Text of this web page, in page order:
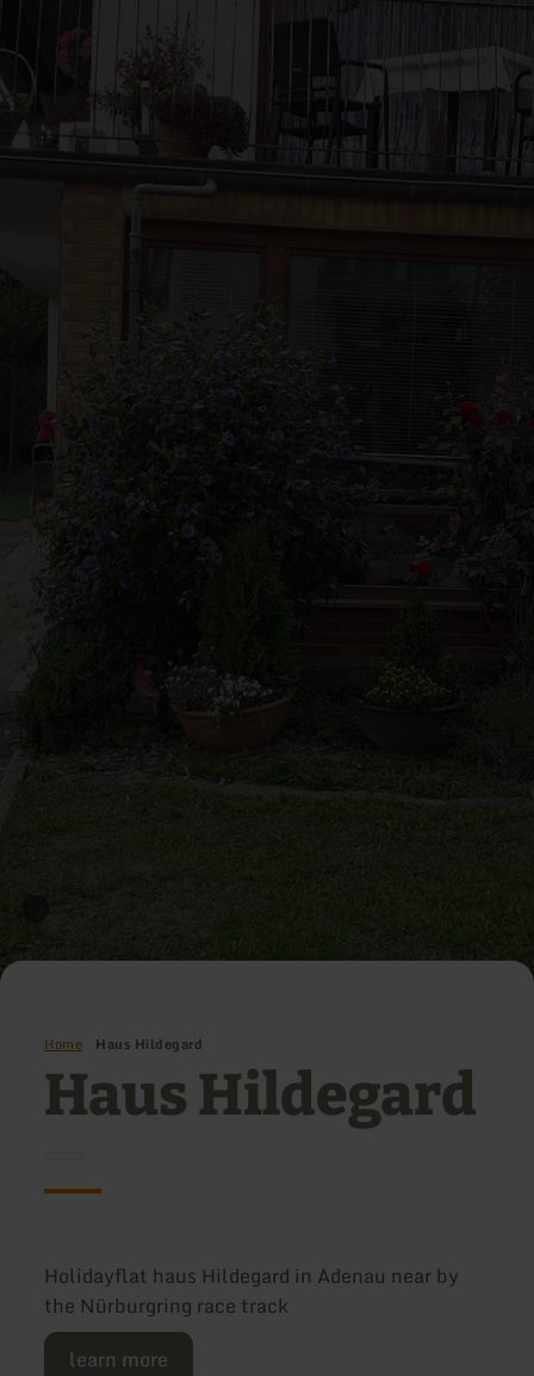
Home Haus Hildegard
Haus Hildegard
Holidayflat haus Hildegard in Adenau near by
the Nürburgring race track
learn more